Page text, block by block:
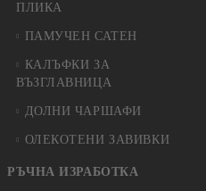
ПЛИКА
ПАМУЧЕН САТЕН
КАЛЪФКИ ЗА
ВЪЗГЛАВНИЦА
ДОЛНИ ЧАРШАФИ
ОЛЕКОТЕНИ ЗАВИВКИ
РЪЧНА ИЗРАБОТКА